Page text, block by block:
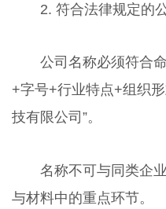
2. 符合法律规定的
公司名称必须符合
+字号+行业特点+组织
技有限公司”。
名称不可与同类企
与材料中的重点环节。